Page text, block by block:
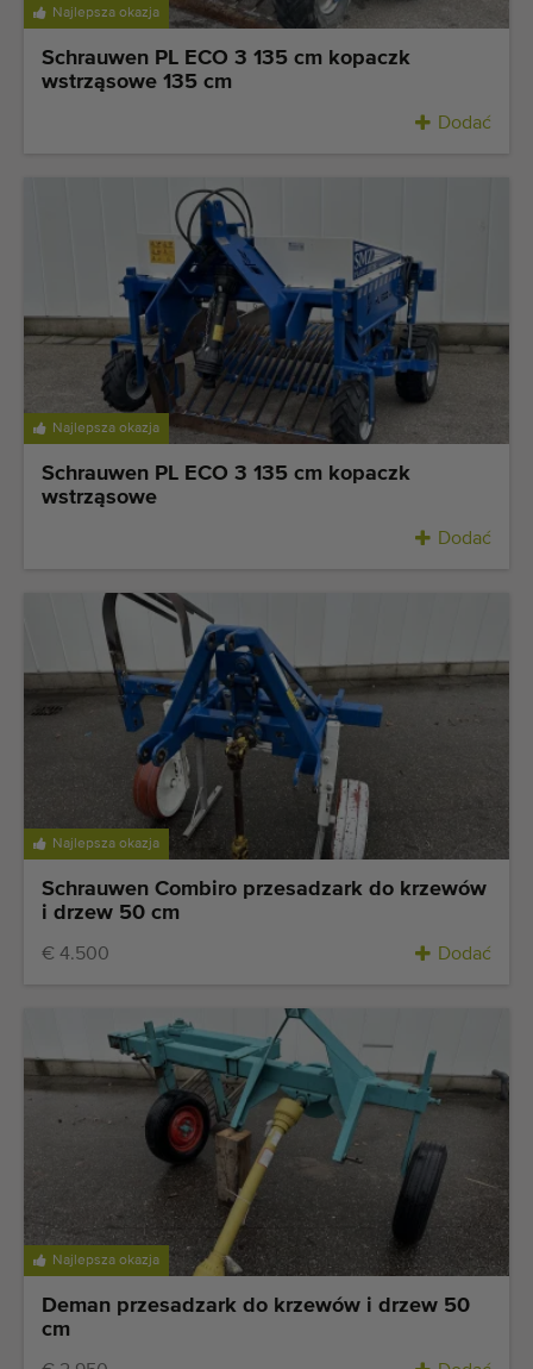
Najlepsza okazja
Schrauwen PL ECO 3 135 cm kopaczk
wstrząsowe 135 cm
Dodać
Najlepsza okazja
Schrauwen PL ECO 3 135 cm kopaczk
wstrząsowe
Dodać
Najlepsza okazja
Schrauwen Combiro przesadzark do krzewów
i drzew 50 cm
€ 4.500 Dodać
Najlepsza okazja
Deman przesadzark do krzewów i drzew 50
cm